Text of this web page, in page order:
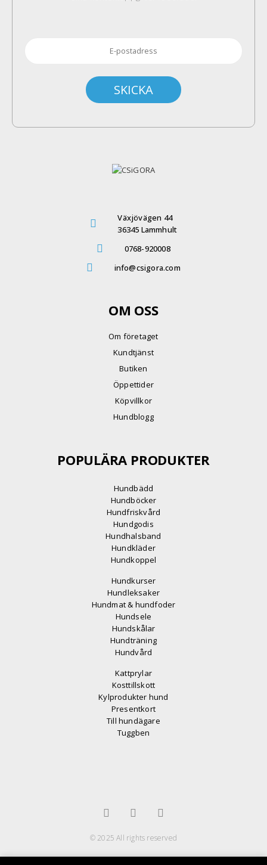
Växjövägen 44
36345 Lammhult
0768-920008
info@csigora.com
OM OSS
Om företaget
Kundtjänst
Butiken
Öppettider
Köpvillkor
Hundblogg
POPULÄRA PRODUKTER
Hundbädd
Hundböcker
Hundfriskvård
Hundgodis
Hundhalsband
Hundkläder
Hundkoppel
Hundkurser
Hundleksaker
Hundmat & hundfoder
Hundsele
Hundskålar
Hundträning
Hundvård
Kattprylar
Kosttillskott
Kylprodukter hund
Presentkort
Till hundägare
Tuggben
© 2025 All rights reserved